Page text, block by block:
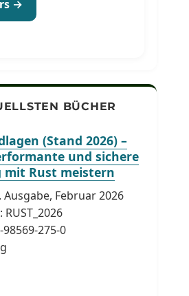
→
BÜCHER
(Stand 2026) –
und sichere
mit Rust meistern
Ausgabe, Februar 2026
: RUST_2026
98569-275-0